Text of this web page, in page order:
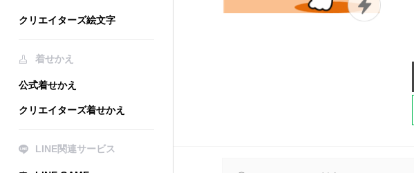
クリエイターズ絵文字
着せかえ
公式着せかえ
クリエイターズ着せかえ
LINE関連サービス